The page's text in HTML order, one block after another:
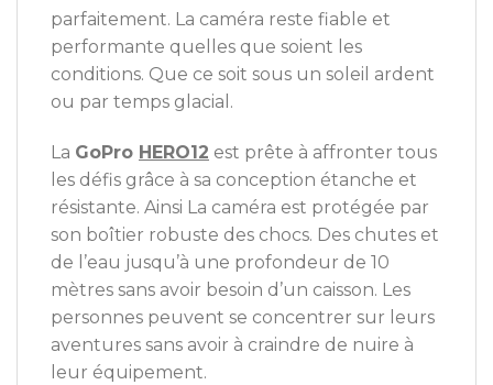
parfaitement. La caméra reste fiable et
performante quelles que soient les
conditions. Que ce soit sous un soleil ardent
ou par temps glacial.
La GoPro HERO12 est prête à affronter tous
les défis grâce à sa conception étanche et
résistante. Ainsi La caméra est protégée par
son boîtier robuste des chocs. Des chutes et
de l’eau jusqu’à une profondeur de 10
mètres sans avoir besoin d’un caisson. Les
personnes peuvent se concentrer sur leurs
aventures sans avoir à craindre de nuire à
leur équipement.